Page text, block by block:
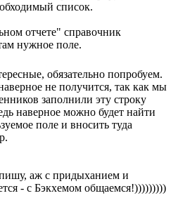
список.
отчете" справочник
нужное поле.
обязательно попробуем.
не получится, так как мы
заполнили эту строку
наверное можно будет найти
поле и вносить туда
аж с придыханием и
- с Бэкхемом общаемся!)))))))))